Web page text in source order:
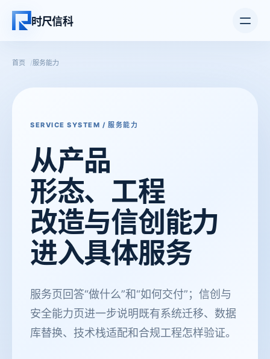
时尺信科 打开主
首页 服务能力
SERVICE SYSTEM / 服务能力
从产品
形态、工程
改造与信创能力
进入具体服务
服务页回答“做什么”和“如何交付”；信创与
安全能力页进一步说明既有系统迁移、数据
库替换、技术栈适配和合规工程怎样验证。